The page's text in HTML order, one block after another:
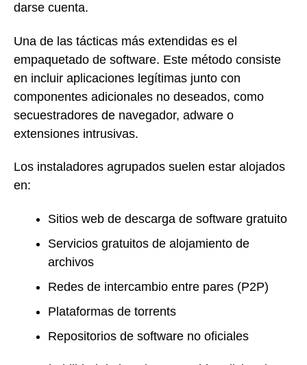
darse cuenta.
Una de las tácticas más extendidas es el
empaquetado de software. Este método consiste
en incluir aplicaciones legítimas junto con
componentes adicionales no deseados, como
secuestradores de navegador, adware o
extensiones intrusivas.
Los instaladores agrupados suelen estar alojados
en:
Sitios web de descarga de software gratuito
Servicios gratuitos de alojamiento de
archivos
Redes de intercambio entre pares (P2P)
Plataformas de torrents
Repositorios de software no oficiales